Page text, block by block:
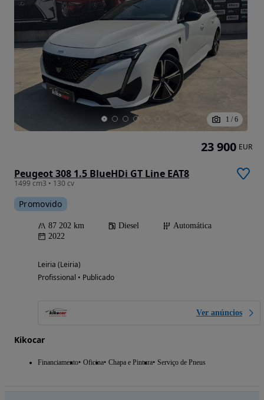
1 / 6
Peugeot 308 1.5 BlueHDi GT Line EAT8
1499 cm3 • 130 cv
Promovido
87 202 km Diesel
Automática
2022
Leiria (Leiria)
Profissional • Publicado
Ver anúncios
Kikocar
Financiamento Oficina Chapa e Pintura Serviço de Pneus
23 900 EUR